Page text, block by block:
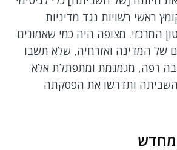
ראשי רשויות נגד מדיניות
המרכזי. מצופה היה כמי שאמונים
של המדינה ואזרחיה, שלא תשבו
רפה, מגמגמת ומתפתלת אלא
השביתה ותדרשו את הפסקתה
מחדש